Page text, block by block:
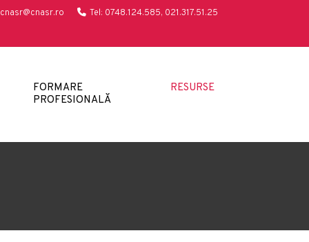
cnasr@cnasr.ro Tel: 0748.124.585, 021.317.51.25
FORMARE
PROFESIONALĂ
RESURSE